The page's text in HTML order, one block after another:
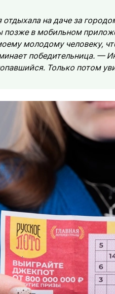
отдыхала на даче за
позже в мобильном
молодому человеку,
победительница. —
Только потом